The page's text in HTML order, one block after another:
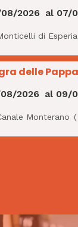
2026 al 07/
di Esperia
delle
2026 al 09/
Monterano (